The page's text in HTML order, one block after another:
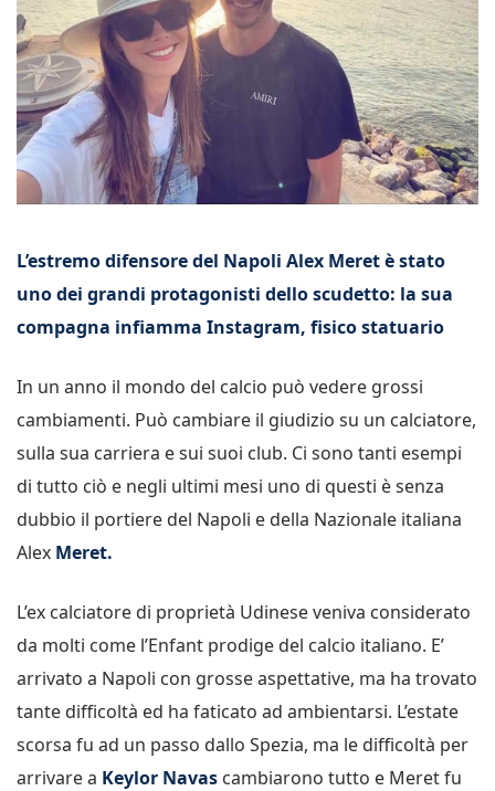
L’estremo difensore del Napoli Alex Meret è stato
uno dei grandi protagonisti dello scudetto: la sua
compagna infiamma Instagram, fisico statuario
In un anno il mondo del calcio può vedere grossi
cambiamenti. Può cambiare il giudizio su un calciatore,
sulla sua carriera e sui suoi club. Ci sono tanti esempi
di tutto ciò e negli ultimi mesi uno di questi è senza
dubbio il portiere del Napoli e della Nazionale italiana
Alex Meret.
L’ex calciatore di proprietà Udinese veniva considerato
da molti come l’Enfant prodige del calcio italiano. E’
arrivato a Napoli con grosse aspettative, ma ha trovato
tante difficoltà ed ha faticato ad ambientarsi. L’estate
scorsa fu ad un passo dallo Spezia, ma le difficoltà per
arrivare a Keylor Navas cambiarono tutto e Meret fu